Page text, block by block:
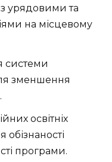
урядовими та
на місцевому
системи
зменшення
освітніх
програми.